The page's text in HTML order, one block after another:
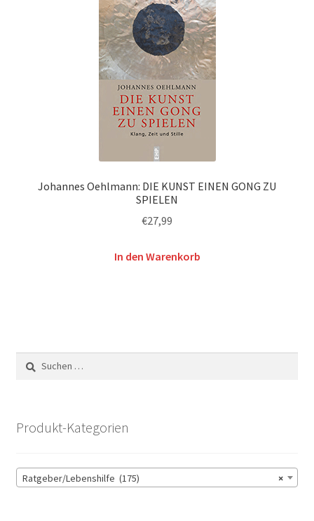
Johannes Oehlmann: DIE KUNST EINEN GONG ZU
SPIELEN
€27,99
In den Warenkorb
nach:
Produkt-Kategorien
×
Ratgeber/Lebenshilfe (175)